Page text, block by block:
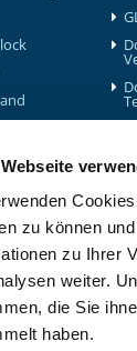
zu können
zu Ihrer
weiter.
die Sie
haben.